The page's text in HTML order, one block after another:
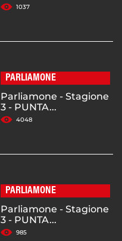
1037
PARLIAMONE
Parliamone - Stagione
3 - PUNTA...
4048
PARLIAMONE
Parliamone - Stagione
3 - PUNTA...
985